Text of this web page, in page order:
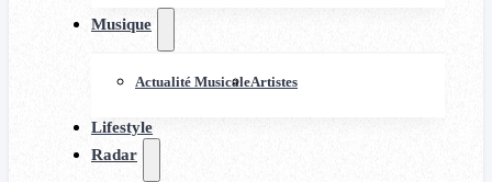
Musique
Actualité MusicaleArtistes
Lifestyle
Radar